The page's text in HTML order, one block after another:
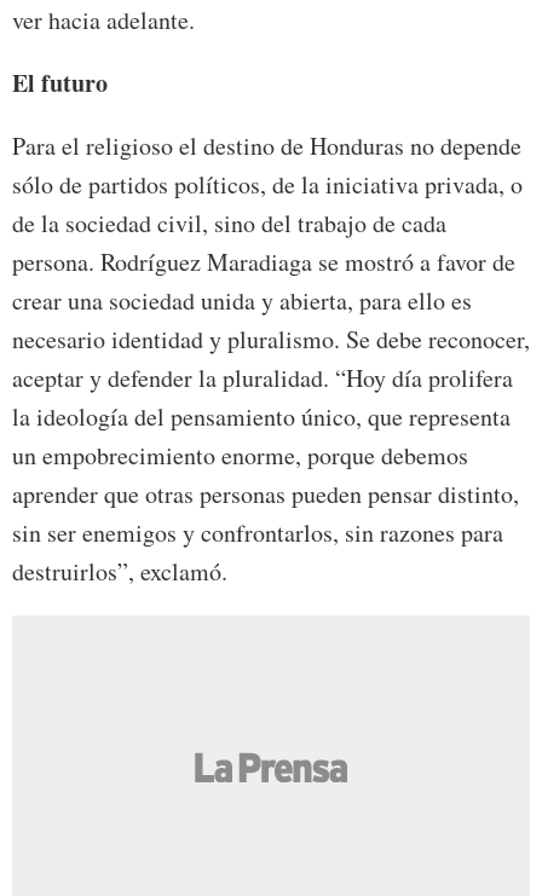
ver hacia adelante.
El futuro
Para el religioso el destino de Honduras no depende
sólo de partidos políticos, de la iniciativa privada, o
de la sociedad civil, sino del trabajo de cada
persona. Rodríguez Maradiaga se mostró a favor de
crear una sociedad unida y abierta, para ello es
necesario identidad y pluralismo. Se debe reconocer,
aceptar y defender la pluralidad. “Hoy día prolifera
la ideología del pensamiento único, que representa
un empobrecimiento enorme, porque debemos
aprender que otras personas pueden pensar distinto,
sin ser enemigos y confrontarlos, sin razones para
destruirlos”, exclamó.